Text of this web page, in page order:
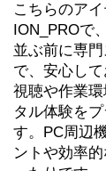
こちらのア
ION_PROで
並ぶ前に専
で、安心し
視聴や作業
タル体験を
す。PC周辺
ントや効率